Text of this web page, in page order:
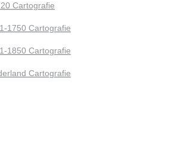
Cartografie
1750 Cartografie
1850 Cartografie
Cartografie